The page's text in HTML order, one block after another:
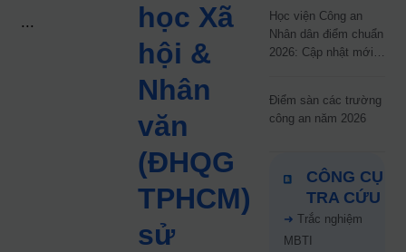
...
học Xã
hội &
Nhân
văn
(ĐHQG
TPHCM)
sử
Học viện Công an
Nhân dân điểm chuẩn
2026: Cập nhật mới
Điểm sàn các trường
công an năm 2026
CÔNG CỤ
TRA CỨU
➜ Trắc nghiệm
MBTI